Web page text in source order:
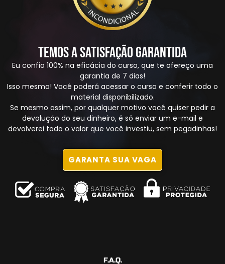
Temos a Satisfação Garantida
Eu confio 100% na eficácia do curso, que te ofereço uma
garantia de 7 dias!
Isso mesmo! Você poderá acessar o curso e conferir todo o
material disponibilizado.
Se mesmo assim, por qualquer motivo você quiser pedir a
devolução do seu dinheiro, é só enviar um e-mail e
devolverei todo o valor que você investiu, sem pegadinhas!
GARANTA SUA VAGA
F.A.Q.